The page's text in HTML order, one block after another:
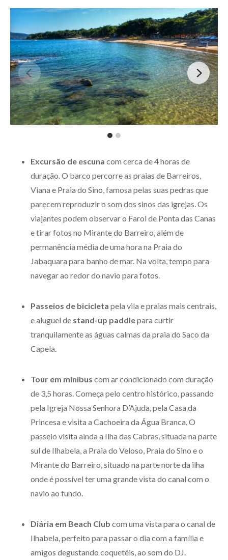
Excursão de escuna com cerca de 4 horas de
duração. O barco percorre as praias de Barreiros,
Viana e Praia do Sino, famosa pelas suas pedras que
parecem reproduzir o som dos sinos das igrejas. Os
viajantes podem observar o Farol de Ponta das Canas
e tirar fotos no Mirante do Barreiro, além de
permanência média de uma hora na Praia do
Jabaquara para banho de mar. Na volta, tempo para
navegar ao redor do navio para fotos.
Passeios de bicicleta pela vila e praias mais centrais,
e aluguel de stand-up paddlepara curtir
tranquilamente as águas calmas da praia do Saco da
Capela.
Tour em minibus com ar condicionado com duração
de 3,5 horas. Começa pelo centro histórico, passando
pela Igreja Nossa Senhora D’Ajuda, pela Casa da
Princesa e visita a Cachoeira da Água Branca. O
passeio visita ainda a Ilha das Cabras, situada na parte
sul de Ilhabela, a Praia do Veloso, Praia do Sino e o
Mirante do Barreiro, situado na parte norte da ilha
onde é possível ter uma grande vista do canal com o
navio ao fundo.
Diária em Beach Club com uma vista para o canal de
Ilhabela, perfeito para passar o dia com a família e
amigos degustando coquetéis, ao som do DJ.